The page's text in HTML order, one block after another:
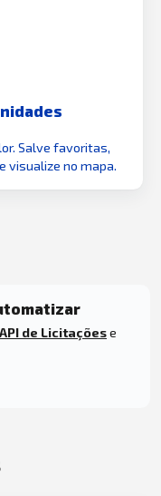
Salve favoritas,
visualize no mapa.
API de Licitaçõese